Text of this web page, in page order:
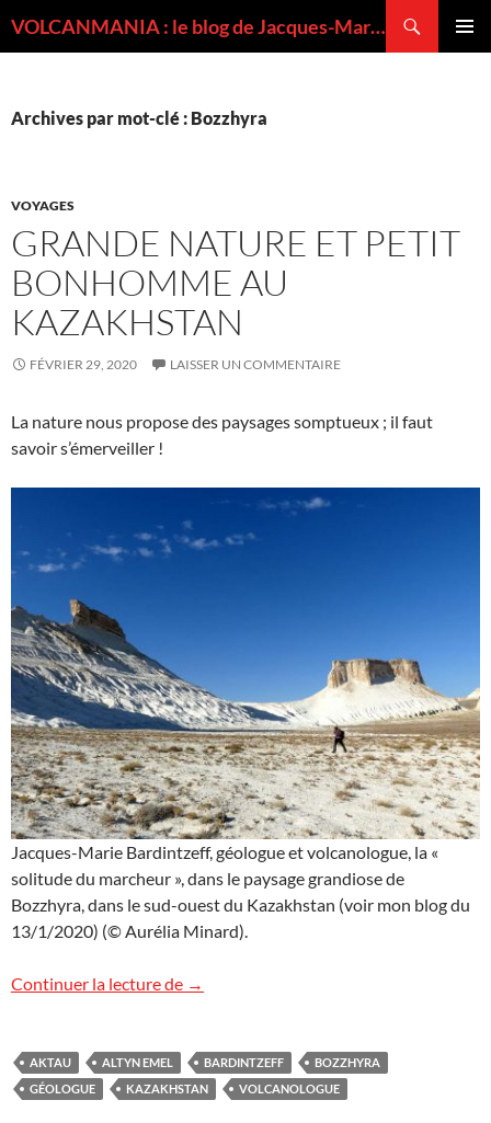
VOLCANMANIA : le blog de Jacques-Marie BARDINTZEFF, volcanologue
Archives par mot-clé : Bozzhyra
VOYAGES
GRANDE NATURE ET PETIT
BONHOMME AU
KAZAKHSTAN
FÉVRIER 29, 2020 LAISSER UN COMMENTAIRE
La nature nous propose des paysages somptueux ; il faut
savoir s’émerveiller !
Jacques-Marie Bardintzeff, géologue et volcanologue, la «
solitude du marcheur », dans le paysage grandiose de
Bozzhyra, dans le sud-ouest du Kazakhstan (voir mon blog du
13/1/2020) (© Aurélia Minard).
Continuer la lecture de Grande nature et petit bonhomme au
→
AKTAU ALTYN EMEL BARDINTZEFF
BOZZHYRA
GÉOLOGUE
KAZAKHSTAN VOLCANOLOGUE